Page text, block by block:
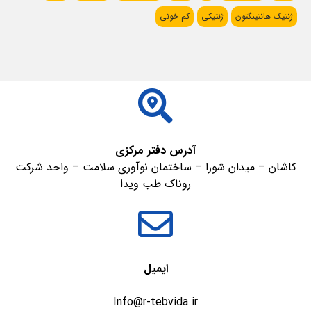
ژنتیک هانتینگتون
ژنتیکی کم خونی
آدرس دفتر مرکزی
کاشان – میدان شورا – ساختمان نوآوری سلامت – واحد شرکت
روناک طب ویدا
ایمیل
Info@r-tebvida.ir